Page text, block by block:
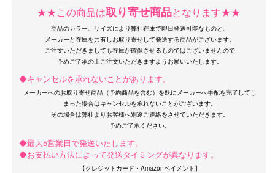
★★この商品は取り寄せ商品となります★★
商品のカラー、サイズにより弊社在庫で即日発送可能なものと、
メーカーと在庫を共有しお取り寄せして発送する商品がございます。
ご注文いただきましても在庫が確保させるものではございませんので
◆キャンセルを承れないことがあります。
メーカーへのお取り寄せ商品（予約商品を含む）を既にメーカーへ手配を完了してし
まった場合はキャンセルを承れないことがございます。
その場合は弊社よりお客様へ別途ご連絡をさせていただきます。
◆最大5営業日で発送いたします。
◆お支払い方法によって発送タイミングが異なります。
【クレジットカード・Amazonペイメント】